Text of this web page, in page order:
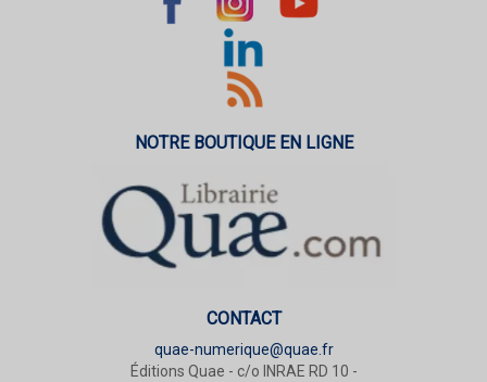
NOTRE BOUTIQUE EN LIGNE
CONTACT
quae-numerique@quae.fr
Éditions Quae - c/o INRAE RD 10 -